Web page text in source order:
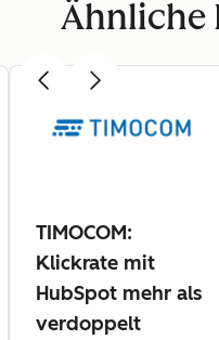
Ähnliche
TIMOCOM:
Klickrate mit
HubSpot mehr als
verdoppelt